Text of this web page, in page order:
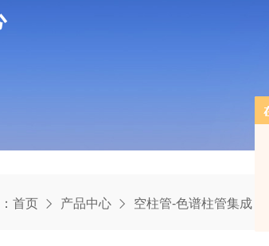
首页 产品中心 空柱管-色谱柱管集成